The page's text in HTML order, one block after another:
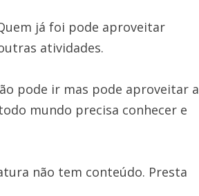
já foi pode aproveitar
atividades.
pode ir mas pode aproveitar a
mundo precisa conhecer e
não tem conteúdo. Presta